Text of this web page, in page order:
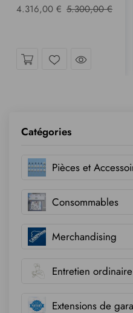
Catégories
Pièces et
Consommables
Merchandising
Entretien ordinaire
Extensions de
d´œil
4.316,00 € 5.300,00 €
Jetez un